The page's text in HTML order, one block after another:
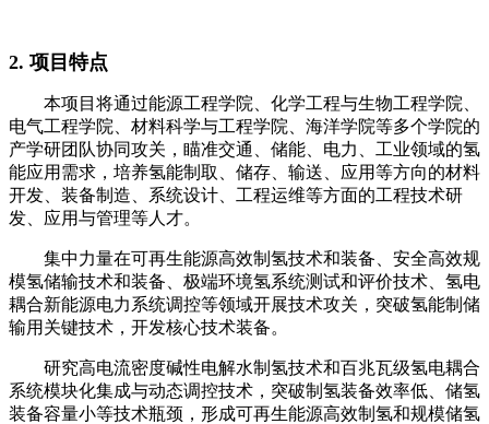
2. 项目特点
本项目将通过能源工程学院、化学工程与生物工程学院、
电气工程学院、材料科学与工程学院、海洋学院等多个学院的
产学研团队协同攻关，瞄准交通、储能、电力、工业领域的氢
能应用需求，培养氢能制取、储存、输送、应用等方向的材料
开发、装备制造、系统设计、工程运维等方面的工程技术研
发、应用与管理等人才。
集中力量在可再生能源高效制氢技术和装备、安全高效规
模氢储输技术和装备、极端环境氢系统测试和评价技术、氢电
耦合新能源电力系统调控等领域开展技术攻关，突破氢能制储
输用关键技术，开发核心技术装备。
研究高电流密度碱性电解水制氢技术和百兆瓦级氢电耦合
系统模块化集成与动态调控技术，突破制氢装备效率低、储氢
装备容量小等技术瓶颈，形成可再生能源高效制氢和规模储氢